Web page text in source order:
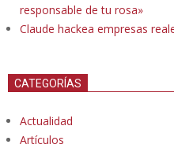
responsable de tu rosa»
Claude hackea empresas
CATEGORÍAS
Actualidad
Artículos